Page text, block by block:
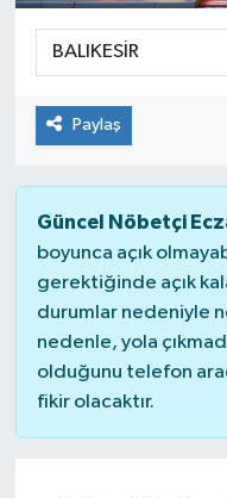
Paylaş
Güncel Nöbetçi
boyunca açık
gerektiğinde açık
durumlar nedeniyle
nedenle, yola
olduğunu telefon
fikir olacaktır.
Sağlık
Siyaset
Teknoloji
Türkiye